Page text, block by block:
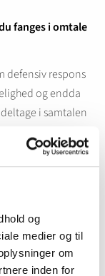
og
medier og til
om
inden for
fanges i omtale
defensiv respons
og endda
i samtalen
tager på ferie?
i
radaren.